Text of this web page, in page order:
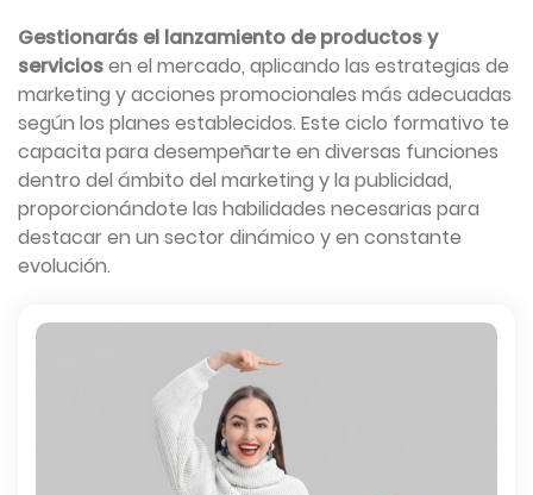
Gestionarás el lanzamiento de productos y
serviciosen el mercado, aplicando las estrategias de
marketing y acciones promocionales más adecuadas
según los planes establecidos. Este ciclo formativo te
capacita para desempeñarte en diversas funciones
dentro del ámbito del marketing y la publicidad,
proporcionándote las habilidades necesarias para
destacar en un sector dinámico y en constante
evolución.